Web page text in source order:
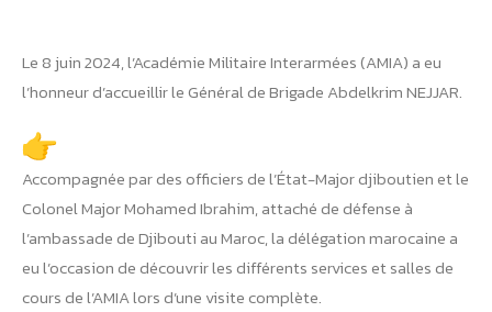
Le 8 juin 2024, l’Académie Militaire Interarmées (AMIA) a eu
l’honneur d’accueillir le Général de Brigade Abdelkrim NEJJAR.
Accompagnée par des officiers de l’État-Major djiboutien et le
Colonel Major Mohamed Ibrahim, attaché de défense à
l’ambassade de Djibouti au Maroc, la délégation marocaine a
eu l’occasion de découvrir les différents services et salles de
cours de l’AMIA lors d’une visite complète.